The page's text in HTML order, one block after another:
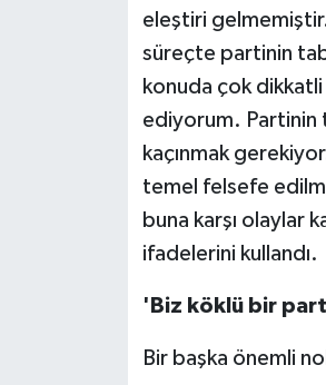
eleştiri
süreçte partinin
konuda çok dikkatli
ediyorum. Partinin
kaçınmak
temel felsefe
buna karşı olaylar
ifadelerini kullandı.
'Biz köklü bir
Bir başka önemli